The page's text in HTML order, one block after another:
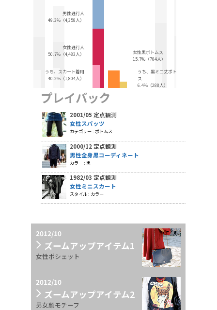
男性通行人
49.3%（4,358人）
女性通行人
50.7%（4,483人）
うち、スカート着用
40.2%（1,804人）
女性黒ボトムス
15.7%（704人）
うち、黒ミニ丈ボトム
ス
6.4%（288人）
プレイバック
2001/05 定点観測
女性スパッツ
カテゴリー : ボトムス
2000/12 定点観測
男性全身黒コーディネート
カラー : 黒
1982/03 定点観測
女性ミニスカート
スタイル : カラー
2012/10
ズームアップアイテム1
女性ポシェット
2012/10
ズームアップアイテム2
男女顔モチーフ